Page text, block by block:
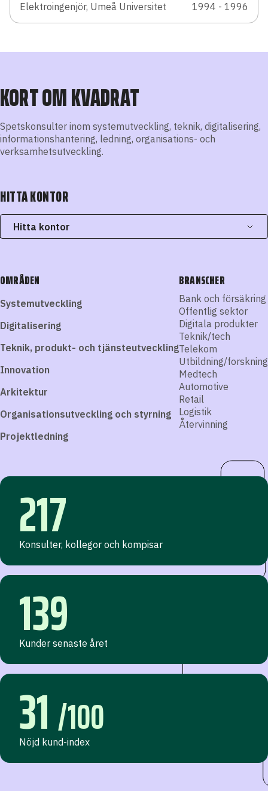
Elektroingenjör, Umeå Universitet 1994 - 1996
KORT OM KVADRAT
Spetskonsulter inom systemutveckling, teknik, digitalisering,
informationshantering, ledning, organisations- och
verksamhetsutveckling.
HITTA KONTOR
Hitta kontor
OMRÅDEN
Systemutveckling
Digitalisering
Teknik, produkt- och tjänsteutveckling
Innovation
Arkitektur
Organisationsutveckling och styrning
Projektledning
BRANSCHER
Bank och försäkring
Offentlig sektor
Digitala produkter
Teknik/tech
Telekom
Utbildning/forskning
Medtech
Automotive
Retail
Logistik
Återvinning
217
Konsulter, kollegor och kompisar
139
Kunder senaste året
31/100
Nöjd kund-index